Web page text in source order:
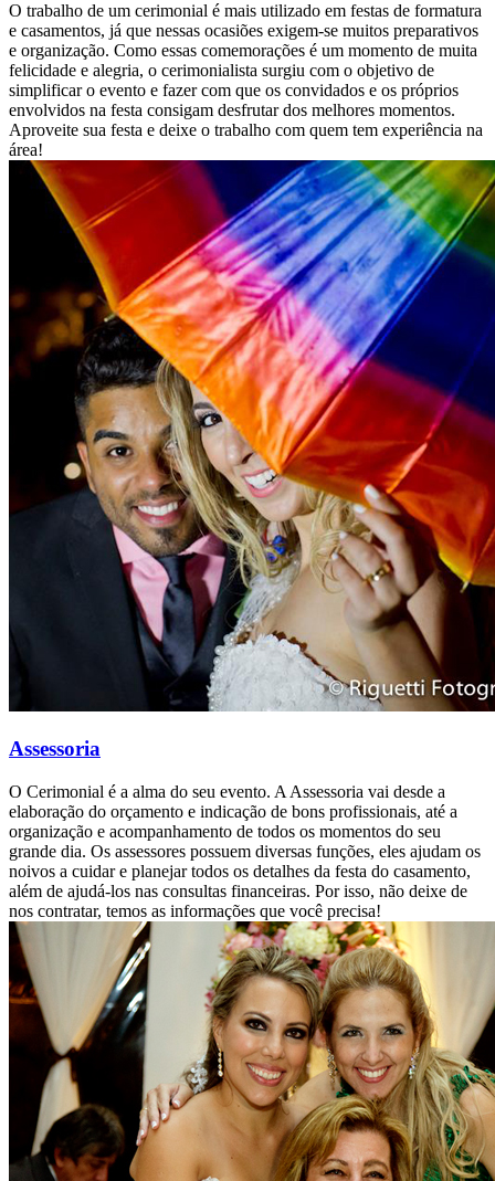
O trabalho de um cerimonial é mais utilizado em festas de formatura
e casamentos, já que nessas ocasiões exigem-se muitos preparativos
e organização. Como essas comemorações é um momento de muita
felicidade e alegria, o cerimonialista surgiu com o objetivo de
simplificar o evento e fazer com que os convidados e os próprios
envolvidos na festa consigam desfrutar dos melhores momentos.
Aproveite sua festa e deixe o trabalho com quem tem experiência na
área!
Assessoria
O Cerimonial é a alma do seu evento. A Assessoria vai desde a
elaboração do orçamento e indicação de bons profissionais, até a
organização e acompanhamento de todos os momentos do seu
grande dia. Os assessores possuem diversas funções, eles ajudam os
noivos a cuidar e planejar todos os detalhes da festa do casamento,
além de ajudá-los nas consultas financeiras. Por isso, não deixe de
nos contratar, temos as informações que você precisa!